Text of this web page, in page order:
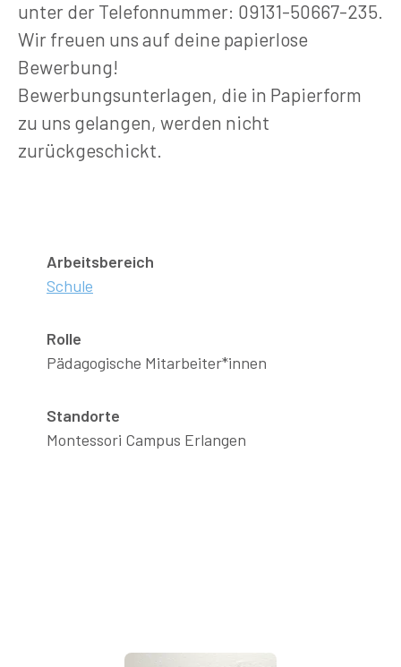
unter der Telefonnummer: 09131-50667-235.
Wir freuen uns auf deine papierlose
Bewerbung!
Bewerbungsunterlagen, die in Papierform
zu uns gelangen, werden nicht
zurückgeschickt.
Arbeitsbereich
Schule
Rolle
Pädagogische Mitarbeiter*innen
Standorte
Montessori Campus Erlangen